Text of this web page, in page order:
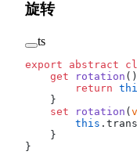
旋转
ts
export abstract
    get
rotation ()
        return
    }
    set
rotation (
        this
    }
}